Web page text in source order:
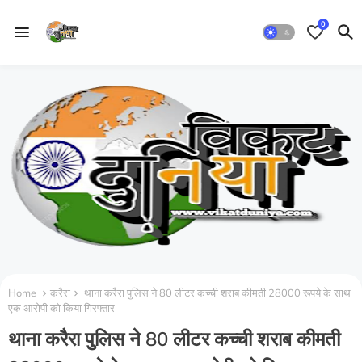
0
Home करैरा
थाना करैरा पुलिस ने 80 लीटर कच्ची शराब कीमती 28000 रूपये के साथ
एक आरोपी को किया गिरफ्तार
थाना करैरा पुलिस ने 80 लीटर कच्ची शराब कीमती